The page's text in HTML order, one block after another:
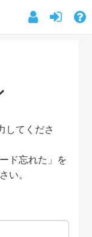
してくださ
ド忘れた」を
い。